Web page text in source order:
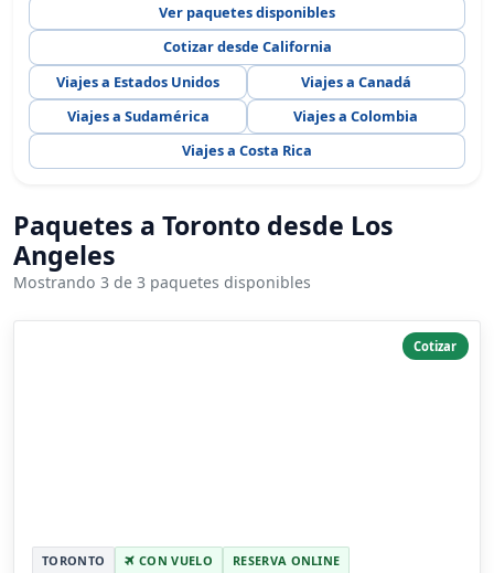
Ver paquetes disponibles
Cotizar desde California
Viajes a Estados Unidos
Viajes a Canadá
Viajes a Sudamérica
Viajes a Colombia
Viajes a Costa Rica
Paquetes a Toronto desde Los
Angeles
Mostrando 3 de 3 paquetes disponibles
Cotizar
TORONTO CON VUELO RESERVA ONLINE